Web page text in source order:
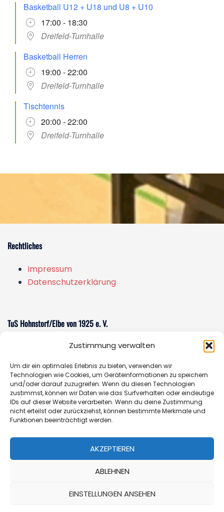
Zustimmung verwalten
Um dir ein optimales Erlebnis zu bieten, verwenden wir
Technologien wie Cookies, um Geräteinformationen zu speichern
und/oder darauf zuzugreifen. Wenn du diesen Technologien
zustimmst, können wir Daten wie das Surfverhalten oder eindeutige
IDs auf dieser Website verarbeiten. Wenn du deine Zustimmung
nicht erteilst oder zurückziehst, können bestimmte Merkmale und
Funktionen beeinträchtigt werden.
AKZEPTIEREN
ABLEHNEN
EINSTELLUNGEN ANSEHEN
Basketball U12 + U18 und U8 + U10
17:00 - 18:30
Dreifeld-Turnhalle
Basketball Herren
19:00 - 22:00
Dreifeld-Turnhalle
Tischtennis
20:00 - 22:00
Dreifeld-Turnhalle
Rechtliches
Impressum
Datenschutzerklärung
TuS Hohnstorf/Elbe von 1925 e. V.
Am Sportzentrum 1
E-Mail:sportverein@tus-hohnstorf.de
Geschäftsstelle
Öffnungszeiten:Donnerstag 14.00 - 16.30 Uhr oder
Telefon:+49 (0)162-7652353